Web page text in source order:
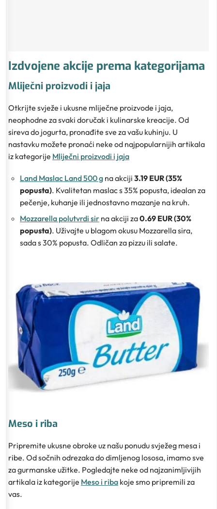
Izdvojene akcije prema kategorijama
Mliječni proizvodi i jaja
Otkrijte svježe i ukusne mliječne proizvode i jaja,
neophodne za svaki doručak i kulinarske kreacije. Od
sireva do jogurta, pronađite sve za vašu kuhinju. U
nastavku možete pronaći neke od najpopularnijih artikala
iz kategorije Mliječni proizvodi i jaja
Land Maslac Land 500 g na akciji 3.19 EUR (35%
popusta). Kvalitetan maslac s 35% popusta, idealan za
pečenje, kuhanje ili jednostavno mazanje na kruh.
Mozzarella polutvrdi sir na akciji za0.69 EUR (30%
popusta). Uživajte u blagom okusu Mozzarella sira,
sada s 30% popusta. Odličan za pizzu ili salate.
Meso i riba
Pripremite ukusne obroke uz našu ponudu svježeg mesa i
ribe. Od sočnih odrezaka do dimljenog lososa, imamo sve
za gurmanske užitke. Pogledajte neke od najzanimljivijih
artikala iz kategorije Meso i riba koje smo pripremili za
vas.